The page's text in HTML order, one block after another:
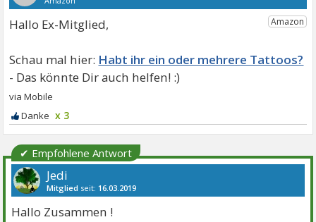
Hallo Ex-Mitglied,
Habt ihr ein oder mehrere Tattoos?
x 3
✔ Empfohlene Antwort
Jedi
Mitglied seit: 16.03.2019
Hallo Zusammen !